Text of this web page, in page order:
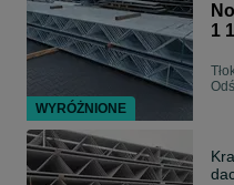
1
WYRÓŻNIONE